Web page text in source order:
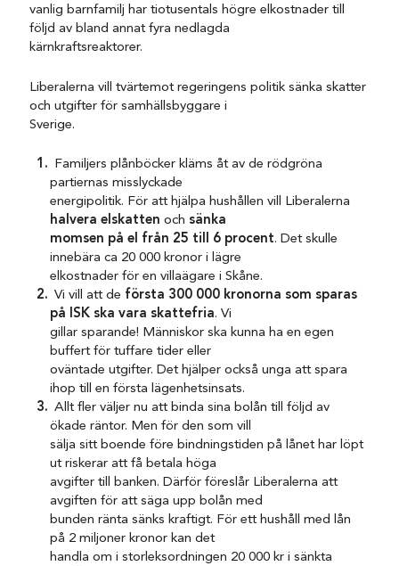
vanlig barnfamilj har tiotusentals högre elkostnader till
följd av bland annat fyra nedlagda
kärnkraftsreaktorer.
Liberalerna vill tvärtemot regeringens politik sänka skatter
och utgifter för samhällsbyggare i
Sverige.
Familjers plånböcker kläms åt av de rödgröna
partiernas misslyckade
energipolitik. För att hjälpa hushållen vill Liberalerna
halvera elskatten och sänka
momsen på el från 25 till 6 procent. Det skulle
innebära ca 20 000 kronor i lägre
elkostnader för en villaägare i Skåne.
Vi vill att de första 300 000 kronorna som sparas
på ISK ska vara skattefria. Vi
gillar sparande! Människor ska kunna ha en egen
buffert för tuffare tider eller
oväntade utgifter. Det hjälper också unga att spara
ihop till en första lägenhetsinsats.
Allt fler väljer nu att binda sina bolån till följd av
ökade räntor. Men för den som vill
sälja sitt boende före bindningstiden på lånet har löpt
ut riskerar att få betala höga
avgifter till banken. Därför föreslår Liberalerna att
avgiften för att säga upp bolån med
bunden ränta sänks kraftigt. För ett hushåll med lån
på 2 miljoner kronor kan det
handla om i storleksordningen 20 000 kr i sänkta